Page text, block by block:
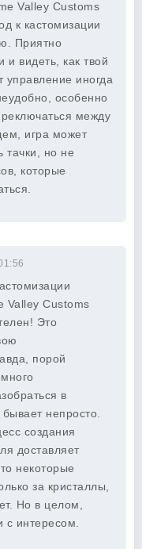
Valley Customs
к кастомизации
Приятно
и видеть, как твой
управление иногда
особенно
между
игра может
тачки, но не
которые
Valley Customs
Это
порой
в
непросто.
создания
доставляет
некоторые
за кристаллы,
Но в целом,
интересом.